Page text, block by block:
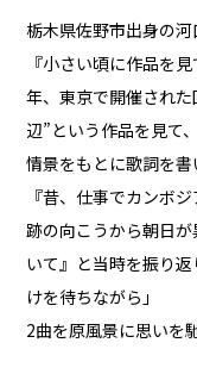
栃木県佐野市出身の河
『小さい頃に作品を
年、東京で開催され
辺”という作品を見て
情景をもとに歌詞を書
『昔、仕事でカンボ
跡の向こうから朝日
いて』と当時を振り
けを待ちながら」
2曲を原風景に思いを